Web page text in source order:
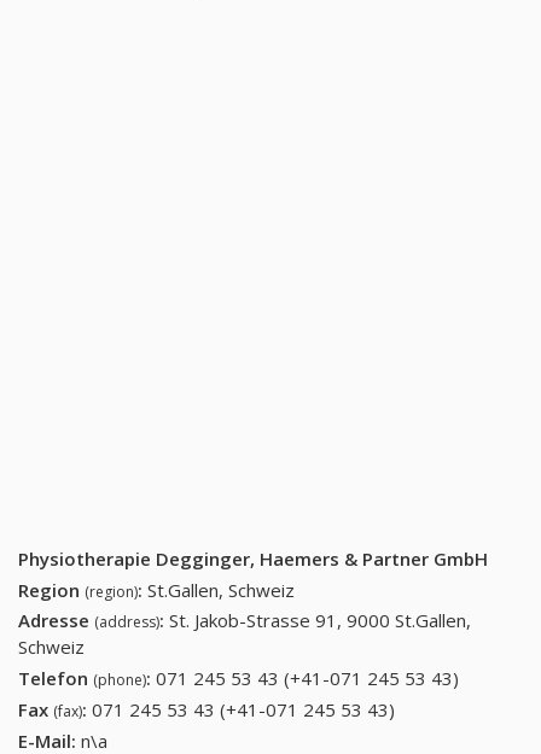
Physiotherapie Degginger, Haemers & Partner GmbH
Region (region): St.Gallen, Schweiz
Adresse (address): St. Jakob-Strasse 91, 9000 St.Gallen,
Schweiz
Telefon (phone): 071 245 53 43 (+41-071 245 53 43)
Fax (fax): 071 245 53 43 (+41-071 245 53 43)
E-Mail: n\a